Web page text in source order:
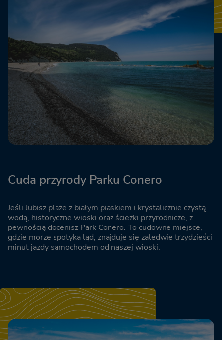
Cuda przyrody Parku Conero
Jeśli lubisz plaże z białym piaskiem i krystalicznie czystą
wodą, historyczne wioski oraz ścieżki przyrodnicze, z
pewnością docenisz Park Conero. To cudowne miejsce,
gdzie morze spotyka ląd, znajduje się zaledwie trzydzieści
minut jazdy samochodem od naszej wioski.